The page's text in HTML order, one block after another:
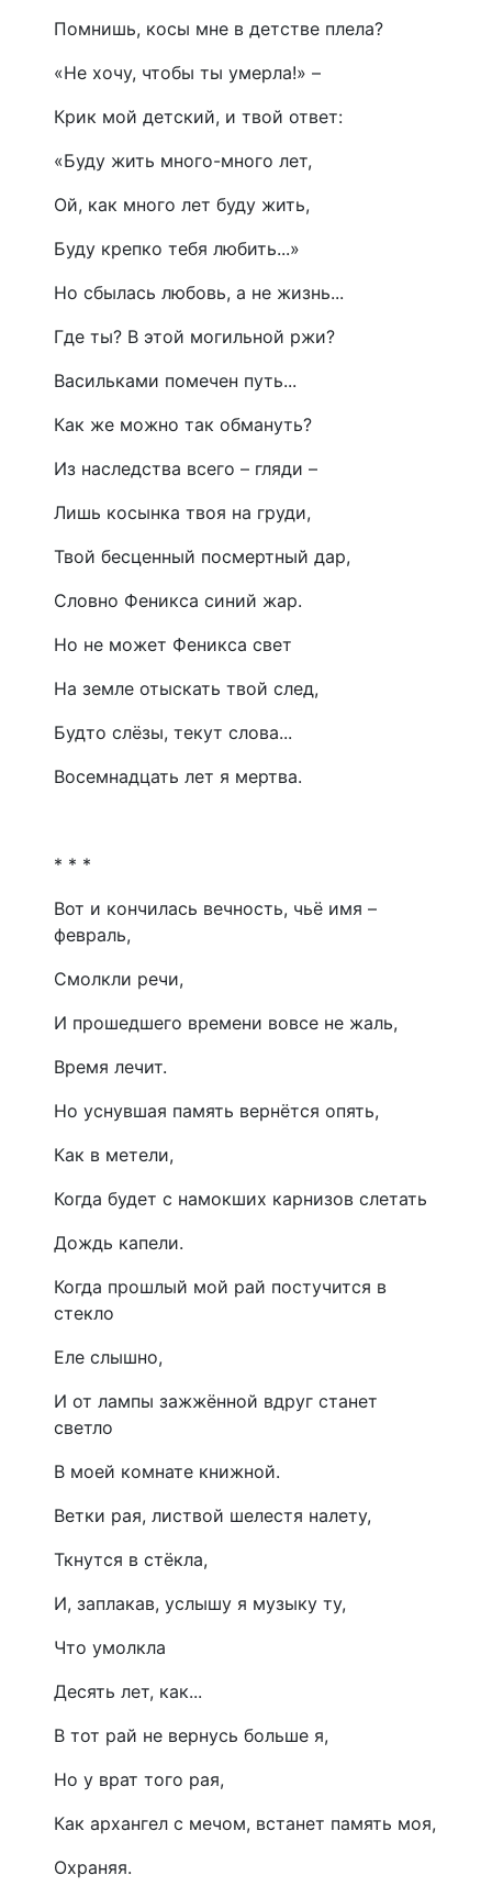
Помнишь, косы мне в детстве плела?
«Не хочу, чтобы ты умерла!» –
Крик мой детский, и твой ответ:
«Буду жить много-много лет,
Ой, как много лет буду жить,
Буду крепко тебя любить...»
Но сбылась любовь, а не жизнь...
Где ты? В этой могильной ржи?
Васильками помечен путь...
Как же можно так обмануть?
Из наследства всего – гляди –
Лишь косынка твоя на груди,
Твой бесценный посмертный дар,
Словно Феникса синий жар.
Но не может Феникса свет
На земле отыскать твой след,
Будто слёзы, текут слова...
Восемнадцать лет я мертва.
* * *
Вот и кончилась вечность, чьё имя –
февраль,
Смолкли речи,
И прошедшего времени вовсе не жаль,
Время лечит.
Но уснувшая память вернётся опять,
Как в метели,
Когда будет с намокших карнизов слетать
Дождь капели.
Когда прошлый мой рай постучится в
стекло
Еле слышно,
И от лампы зажжённой вдруг станет
светло
В моей комнате книжной.
Ветки рая, листвой шелестя налету,
Ткнутся в стёкла,
И, заплакав, услышу я музыку ту,
Что умолкла
Десять лет, как...
В тот рай не вернусь больше я,
Но у врат того рая,
Как архангел с мечом, встанет память моя,
Охраняя.